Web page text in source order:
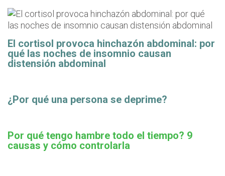
El cortisol provoca hinchazón abdominal: por
qué las noches de insomnio causan
distensión abdominal
¿Por qué una persona se deprime?
Por qué tengo hambre todo el tiempo? 9
causas y cómo controlarla